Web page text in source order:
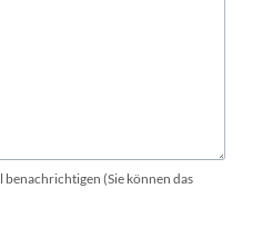
(Sie können das